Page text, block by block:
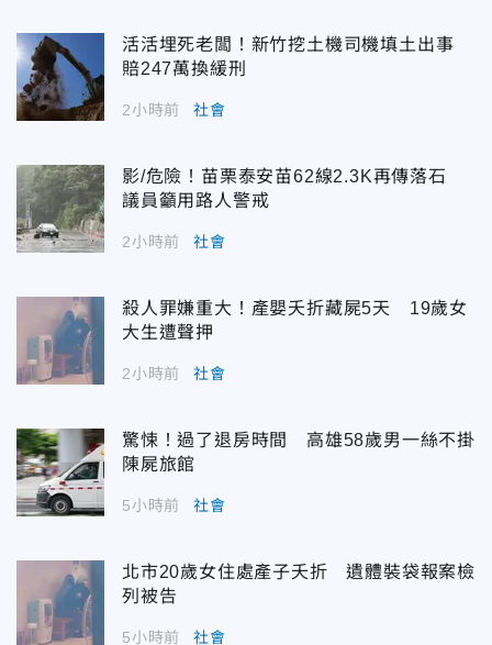
活活埋死老闆！新竹挖土機司機填土出事
賠247萬換緩刑
2小時前 社會
影/危險！苗栗泰安苗62線2.3K再傳落石
議員籲用路人警戒
2小時前 社會
殺人罪嫌重大！產嬰夭折藏屍5天 19歲女
大生遭聲押
2小時前 社會
驚悚！過了退房時間 高雄58歲男一絲不掛
陳屍旅館
5小時前 社會
北市20歲女住處產子夭折 遺體裝袋報案檢
列被告
5小時前 社會